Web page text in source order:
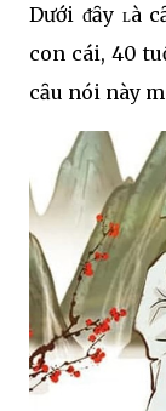
Dưới ᵭȃy ʟà
con cái, 40
cȃu nói này